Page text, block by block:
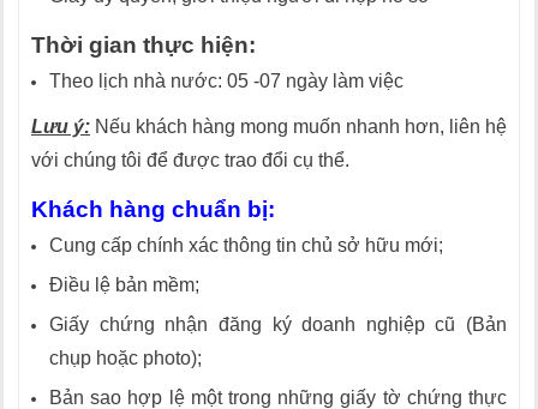
Thời gian thực hiện:
Theo lịch nhà nước: 05 -07 ngày làm việc
Lưu ý: Nếu khách hàng mong muốn nhanh hơn, liên hệ
với chúng tôi để được trao đổi cụ thể.
Khách hàng chuẩn bị:
Cung cấp chính xác thông tin chủ sở hữu mới;
Điều lệ bản mềm;
Giấy chứng nhận đăng ký doanh nghiệp cũ (Bản
chụp hoặc photo);
Bản sao hợp lệ một trong những giấy tờ chứng thực